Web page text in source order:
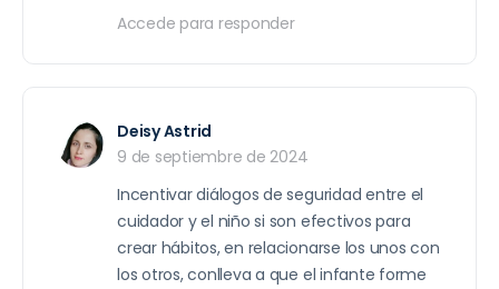
Accede para responder
Deisy Astrid
9 de septiembre de 2024
Incentivar diálogos de seguridad entre el
cuidador y el niño si son efectivos para
crear hábitos, en relacionarse los unos con
los otros, conlleva a que el infante forme